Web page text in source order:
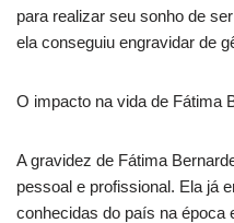
para realizar seu sonho de
ela conseguiu engravidar de
O impacto na vida de Fátima
A gravidez de Fátima
pessoal e profissional. Ela já
conhecidas do país na época